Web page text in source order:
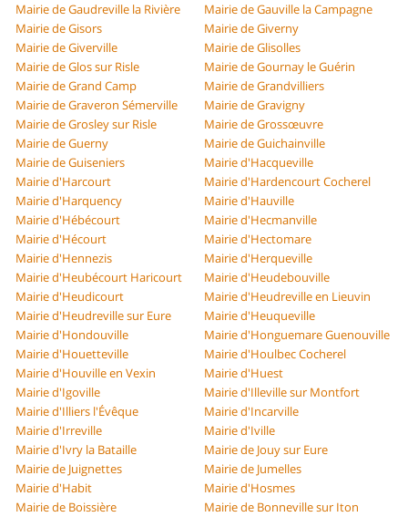
Mairie de Gaudreville la Rivière
Mairie de Gauville la Campagne
Mairie de Gisors
Mairie de Giverny
Mairie de Giverville
Mairie de Glisolles
Mairie de Glos sur Risle
Mairie de Gournay le Guérin
Mairie de Grand Camp
Mairie de Grandvilliers
Mairie de Graveron Sémerville
Mairie de Gravigny
Mairie de Grosley sur Risle
Mairie de Grossœuvre
Mairie de Guerny
Mairie de Guichainville
Mairie de Guiseniers
Mairie d'Hacqueville
Mairie d'Harcourt
Mairie d'Hardencourt Cocherel
Mairie d'Harquency
Mairie d'Hauville
Mairie d'Hébécourt
Mairie d'Hecmanville
Mairie d'Hécourt
Mairie d'Hectomare
Mairie d'Hennezis
Mairie d'Herqueville
Mairie d'Heubécourt Haricourt
Mairie d'Heudebouville
Mairie d'Heudicourt
Mairie d'Heudreville en Lieuvin
Mairie d'Heudreville sur Eure
Mairie d'Heuqueville
Mairie d'Hondouville
Mairie d'Honguemare Guenouville
Mairie d'Houetteville
Mairie d'Houlbec Cocherel
Mairie d'Houville en Vexin
Mairie d'Huest
Mairie d'Igoville
Mairie d'Illeville sur Montfort
Mairie d'Illiers l'Évêque
Mairie d'Incarville
Mairie d'Irreville
Mairie d'Iville
Mairie d'Ivry la Bataille
Mairie de Jouy sur Eure
Mairie de Juignettes
Mairie de Jumelles
Mairie d'Habit
Mairie d'Hosmes
Mairie de Boissière
Mairie de Bonneville sur Iton